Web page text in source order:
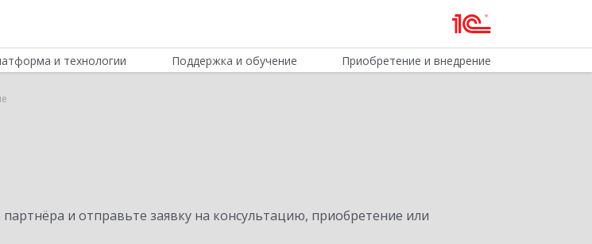
и технологии Поддержка и обучение Приобретение и внедрение
и отправьте заявку на консультацию, приобретение или